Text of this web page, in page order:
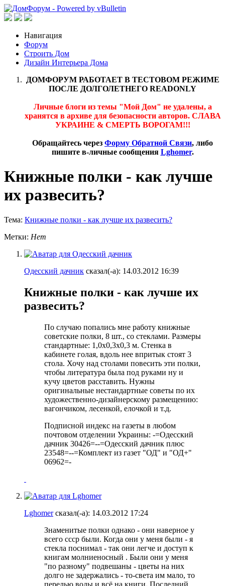
Навигация
Форум
Строить Дом
Дизайн Интерьера Дома
ДОМФОРУМ РАБОТАЕТ В ТЕСТОВОМ РЕЖИМЕ
ПОСЛЕ ДОЛГОЛЕТНЕГО READONLY
Личные блоги из темы "Мой Дом" не удалены, а
хранятся в архиве для безопасности авторов. СЛАВА
УКРАИНЕ & СМЕРТЬ ВОРОГАМ!!!
Обращайтесь через Форму Обратной Связи, либо
пишите в-личные сообщения Lghomer.
Книжные полки - как лучше
их развесить?
Тема: Книжные полки - как лучше их развесить?
Метки: Нет
Одесский дачник сказал(-а): 14.03.2012 16:39
Книжные полки - как лучше их
развесить?
По случаю попались мне работу книжные
советские полки, 8 шт., со стеклами. Размеры
стандартные: 1,0х0,3х0,3 м. Стенка в
кабинете голая, вдоль нее впритык стоят 3
стола. Хочу над столами повесить эти полки,
чтобы литература была под руками ну и
кучу цветов расставить. Нужны
оригинальные нестандартные советы по их
художественно-дизайнерскому размещению:
вагончиком, лесенкой, елочкой и т.д.
Подписной индекс на газеты в любом
почтовом отделении Украины: -=Одесский
дачник 30426=--=Одесский дачник плюс
23548=--=Комплект из газет "ОД" и "ОД+"
06962=-
Lghomerсказал(-а): 14.03.2012 17:24
Знаменитые полки однако - они наверное у
всего ссср были. Когда они у меня были - я
стекла поснимал - так они легче и доступ к
книгам молниеносный . Были они у меня
"по разному" подвешаны - цветы на них
долго не задержались - то-света им мало, то
перелью воды и всё на книги. Последний